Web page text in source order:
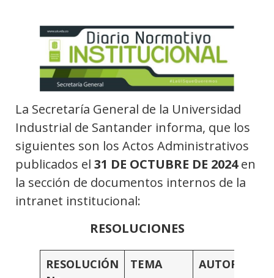
La Secretaría General de la Universidad
Industrial de Santander informa, que los
siguientes son los Actos Administrativos
publicados el 31 DE OCTUBRE DE 2024en
la sección de documentos internos de la
intranet institucional:
RESOLUCIONES
RESOLUCIÓN
TEMA AUTORIDAD